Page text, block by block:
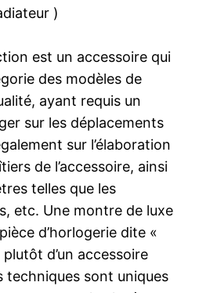
)
est un accessoire qui
des modèles de
ayant requis un
sur les déplacements
sur l’élaboration
de l’accessoire, ainsi
telles que les
etc. Une montre de luxe
d’horlogerie dite «
plutôt d’un accessoire
techniques sont uniques